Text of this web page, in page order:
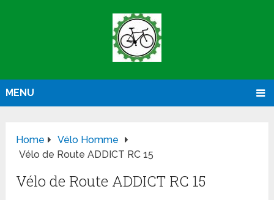
MENU
Home
Vélo Homme
Vélo de Route ADDICT RC 15
Vélo de Route ADDICT RC 15